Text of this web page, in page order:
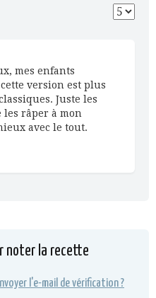
mes enfants
version est plus
Juste les
les râper à mon
avec le tout.
noter la recette
l'e-mail de vérification ?